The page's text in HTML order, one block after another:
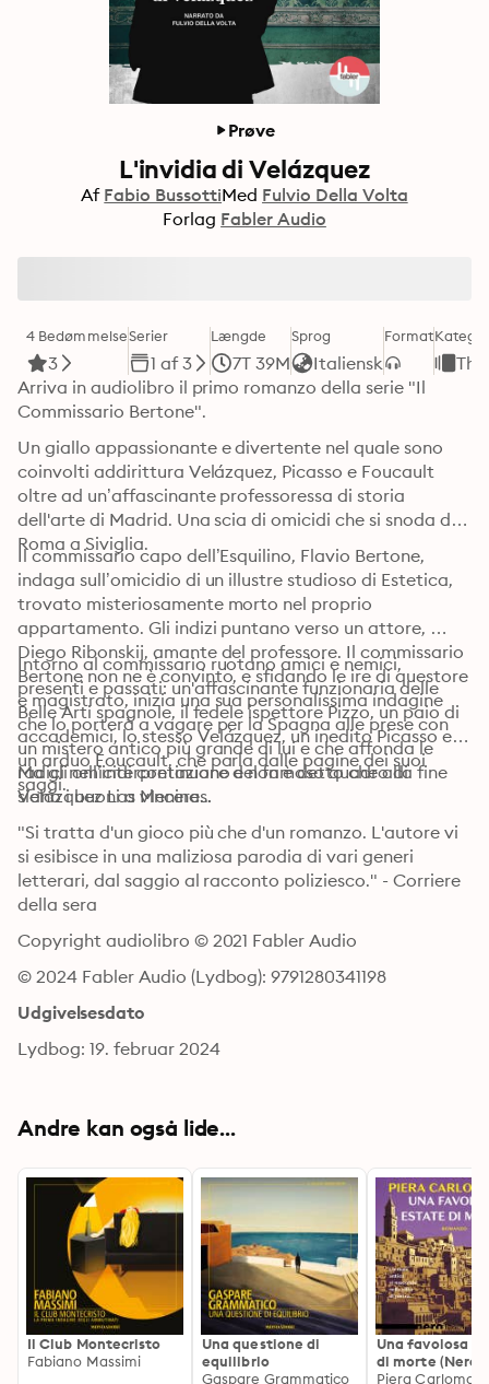
Prøve
L'invidia di Velázquez
Af Fabio BussottiMed Fulvio Della Volta
Forlag Fabler Audio
4 Bedømmelse
3
Serier
1 af 3
Længde
7T 39M
Sprog
Italiensk
Format
Arriva in audiolibro il primo romanzo della serie "Il
Commissario Bertone".
Un giallo appassionante e divertente nel quale sono
coinvolti addirittura Velázquez, Picasso e Foucault
oltre ad un’affascinante professoressa di storia
dell'arte di Madrid. Una scia di omicidi che si snoda da
Roma a Siviglia.
Il commissario capo dell’Esquilino, Flavio Bertone,
indaga sull’omicidio di un illustre studioso di Estetica,
trovato misteriosamente morto nel proprio
appartamento. Gli indizi puntano verso un attore,
Diego Ribonskij, amante del professore. Il commissario
Bertone non ne è convinto, e sfidando le ire di questore
e magistrato, inizia una sua personalissima indagine
che lo porterà a vagare per la Spagna alle prese con
un mistero antico più grande di lui e che affonda le
radici nell’interpretazione del famoso quadro di
Velázquez Las Meninas.
Intorno al commissario ruotano amici e nemici,
presenti e passati: un'affascinante funzionaria delle
Belle Arti spagnole, il fedele ispettore Pizzo, un paio di
accademici, lo stesso Velázquez, un inedito Picasso e
un arduo Foucault, che parla dalle pagine dei suoi
saggi.
Ma gli omicidi continuano e non è detto che alla fine
siano i buoni a vincere...
"Si tratta d'un gioco più che d'un romanzo. L'autore vi
si esibisce in una maliziosa parodia di vari generi
letterari, dal saggio al racconto poliziesco." - Corriere
della sera
Copyright audiolibro © 2021 Fabler Audio
© 2024 Fabler Audio (Lydbog): 9791280341198
Udgivelsesdato
Lydbog: 19. februar 2024
Andre kan også lide...
Il Club Montecristo
Fabiano Massimi
Una questione di
equilibrio
Gaspare Grammatico
Una favolosa
di morte (Nero
Piera